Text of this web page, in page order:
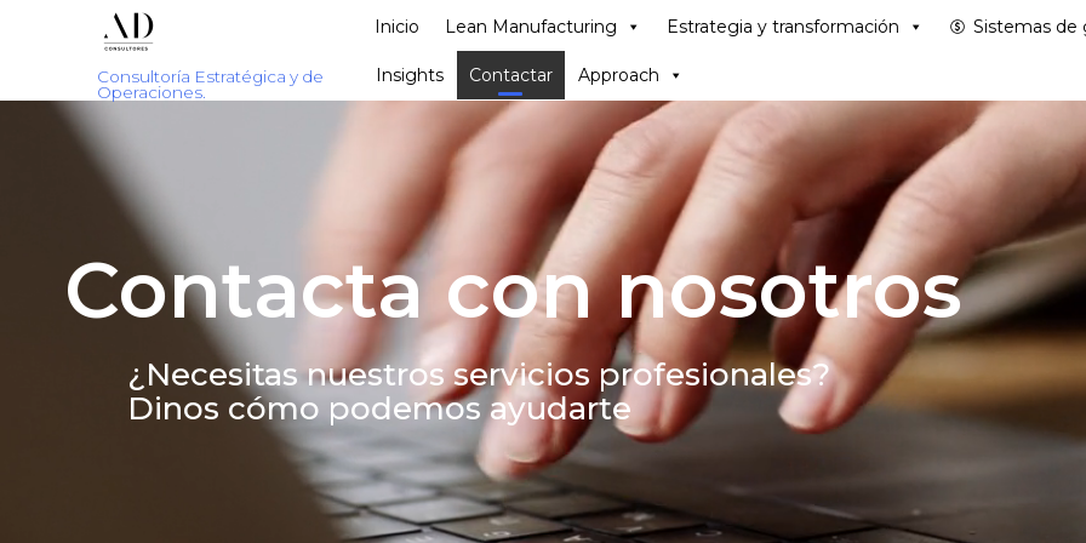
Consultoría Estratégica y de
Operaciones.
Inicio Lean Manufacturing Estrategia y transformación Sistemas de
Insights Contactar Approach
Contacta con nosotros
¿Necesitas nuestros servicios profesionales?
Dinos cómo podemos ayudarte